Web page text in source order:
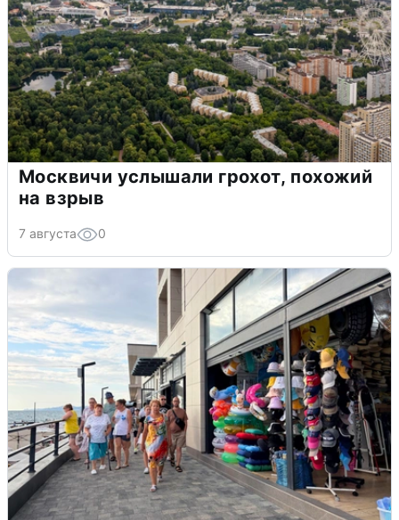
Москвичи услышали грохот, похожий
на взрыв
7 августа 0